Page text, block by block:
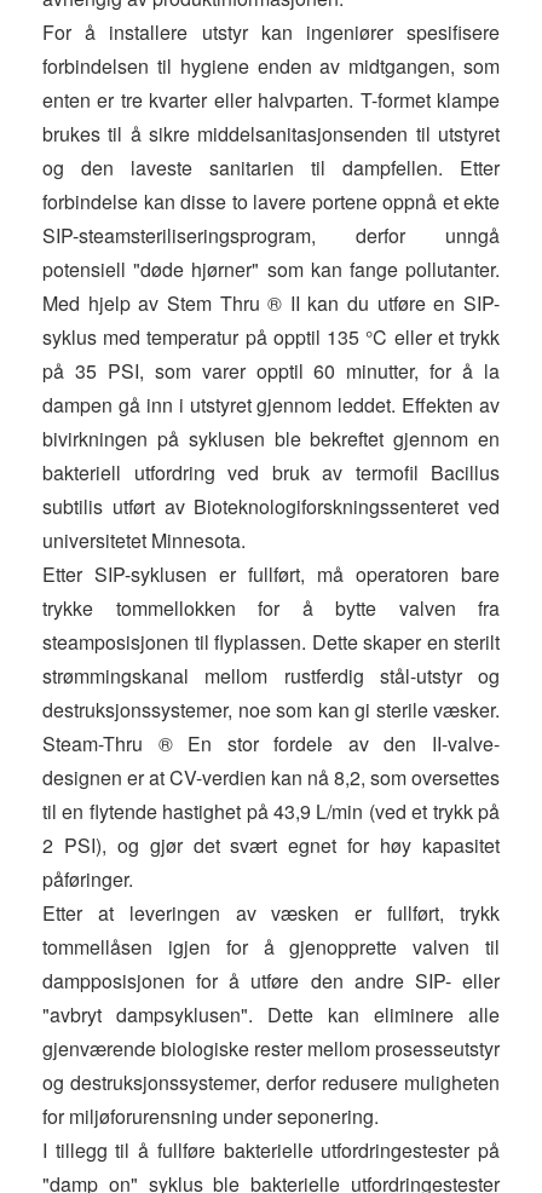
For å installere utstyr kan ingeniører spesifisere
forbindelsen til hygiene enden av midtgangen, som
enten er tre kvarter eller halvparten. T-formet klampe
brukes til å sikre middelsanitasjonsenden til utstyret
og den laveste sanitarien til dampfellen. Etter
forbindelse kan disse to lavere portene oppnå et ekte
SIP-steamsteriliseringsprogram, derfor unngå
potensiell "døde hjørner" som kan fange pollutanter.
Med hjelp av Stem Thru ® II kan du utføre en SIP-
syklus med temperatur på opptil 135 °C eller et trykk
på 35 PSI, som varer opptil 60 minutter, for å la
dampen gå inn i utstyret gjennom leddet. Effekten av
bivirkningen på syklusen ble bekreftet gjennom en
bakteriell utfordring ved bruk av termofil Bacillus
subtilis utført av Bioteknologiforskningssenteret ved
universitetet Minnesota.
Etter SIP-syklusen er fullført, må operatoren bare
trykke tommellokken for å bytte valven fra
steamposisjonen til flyplassen. Dette skaper en sterilt
strømmingskanal mellom rustferdig stål-utstyr og
destruksjonssystemer, noe som kan gi sterile væsker.
Steam-Thru ® En stor fordele av den II-valve-
designen er at CV-verdien kan nå 8,2, som oversettes
til en flytende hastighet på 43,9 L/min (ved et trykk på
2 PSI), og gjør det svært egnet for høy kapasitet
påføringer.
Etter at leveringen av væsken er fullført, trykk
tommellåsen igjen for å gjenopprette valven til
dampposisjonen for å utføre den andre SIP- eller
"avbryt dampsyklusen". Dette kan eliminere alle
gjenværende biologiske rester mellom prosesseutstyr
og destruksjonssystemer, derfor redusere muligheten
for miljøforurensning under seponering.
I tillegg til å fullføre bakterielle utfordringestester på
"damp on" syklus ble bakterielle utfordringestester